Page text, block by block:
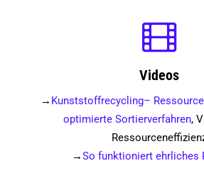
Search
Videos
→ Kunststoffrecycling–
optimierte Sortierverfahren,
→So funktioniert ehrliches